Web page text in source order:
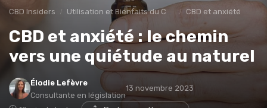
CBD Insiders Utilisation et Bienfaits du CBD CBD et anxiété
CBD et anxiété : le chemin
vers une quiétude au naturel
Élodie Lefèvre
Consultante en législation
13 novembre 2023